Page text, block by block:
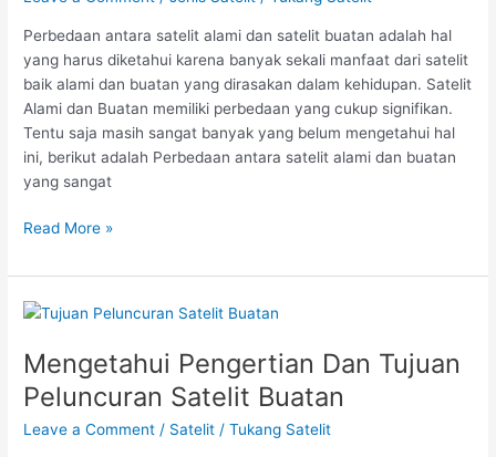
Perbedaan antara satelit alami dan satelit buatan adalah hal
yang harus diketahui karena banyak sekali manfaat dari satelit
baik alami dan buatan yang dirasakan dalam kehidupan. Satelit
Alami dan Buatan memiliki perbedaan yang cukup signifikan.
Tentu saja masih sangat banyak yang belum mengetahui hal
ini, berikut adalah Perbedaan antara satelit alami dan buatan
yang sangat
Read More »
Mengetahui Pengertian Dan Tujuan
Peluncuran Satelit Buatan
Leave a Comment / Satelit /Tukang Satelit
Mengetahui
Dan
Tujuan
Peluncuran
Satelit